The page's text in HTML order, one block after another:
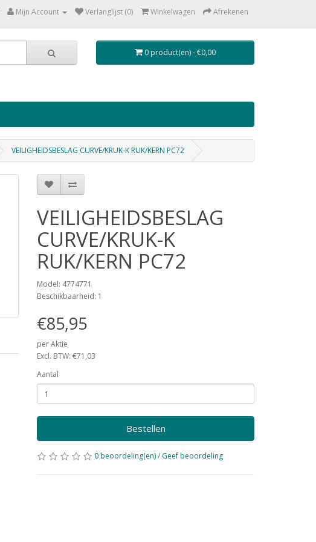
Mijn Account Verlanglijst (0) Winkelwagen Afrekenen
0 product(en) - €0,00
VEILIGHEIDSBESLAG CURVE/KRUK-K RUK/KERN PC72
VEILIGHEIDSBESLAG
CURVE/KRUK-K
RUK/KERN PC72
Model: 4774771
Beschikbaarheid: 1
€85,95
per Aktie
Excl. BTW: €71,03
Aantal
Bestellen
0 beoordeling(en)/ Geef beoordeling